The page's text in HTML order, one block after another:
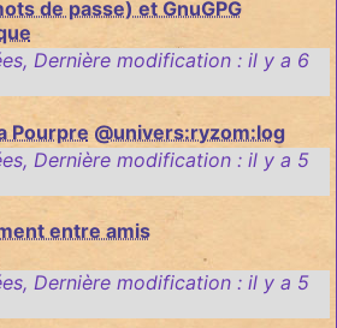
de passe) et GnuGPG
, Dernière modification : il y a 6
Pourpre @univers:ryzom:log
, Dernière modification : il y a 5
entre amis
, Dernière modification : il y a 5